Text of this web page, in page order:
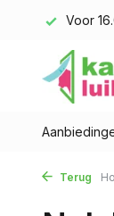
Voor
Terug